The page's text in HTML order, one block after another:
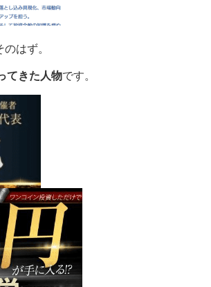
はず。
てきた人物です。